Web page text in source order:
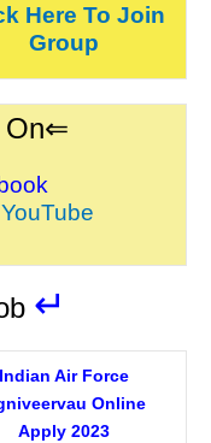
Here To Join
Group
On⇐
YouTube
↵
Indian Air Force
Online
Apply 2023